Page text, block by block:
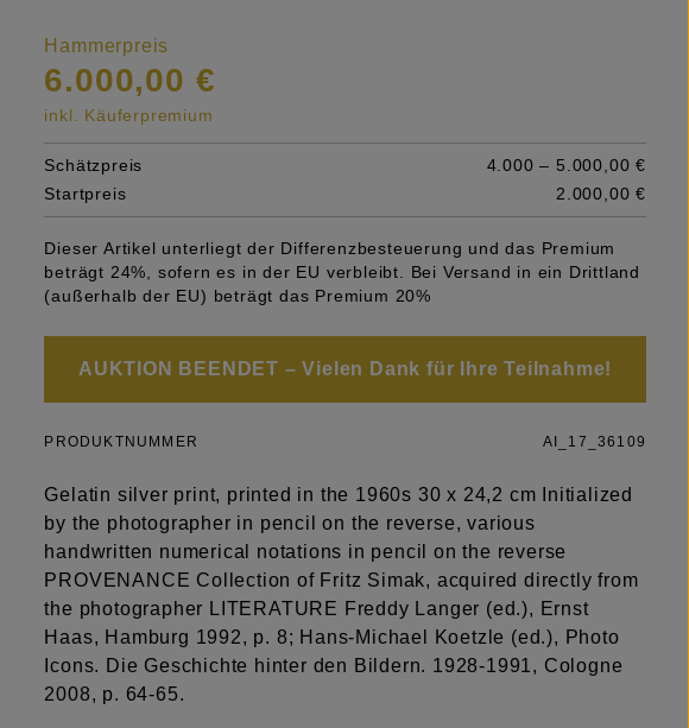
Hammerpreis
6.000,00 €
inkl. Käuferpremium
Schätzpreis
4.000 – 5.000,00 €
Startpreis
2.000,00 €
Dieser Artikel unterliegt der Differenzbesteuerung und das Premium
beträgt 24%, sofern es in der EU verbleibt. Bei Versand in ein Drittland
(außerhalb der EU) beträgt das Premium 20%
AUKTION BEENDET – Vielen Dank für Ihre Teilnahme!
PRODUKTNUMMER AI_17_36109
Gelatin silver print, printed in the 1960s 30 x 24,2 cm Initialized
by the photographer in pencil on the reverse, various
handwritten numerical notations in pencil on the reverse
PROVENANCE Collection of Fritz Simak, acquired directly from
the photographer LITERATURE Freddy Langer (ed.), Ernst
Haas, Hamburg 1992, p. 8; Hans-Michael Koetzle (ed.), Photo
Icons. Die Geschichte hinter den Bildern. 1928-1991, Cologne
2008, p. 64-65.